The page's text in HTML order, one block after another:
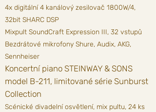
4x digitální 4 kanálový zesilovač 1800W/4,
32bit SHARC DSP
Mixpult SoundCraft Expression III, 32 vstupů
Bezdrátové mikrofony Shure, Audix, AKG,
Sennheiser
Koncertní piano STEINWAY & SONS
model B-211, limitované série Sunburst
Collection
Scénické divadelní osvětlení, mix pultu, 24 ks